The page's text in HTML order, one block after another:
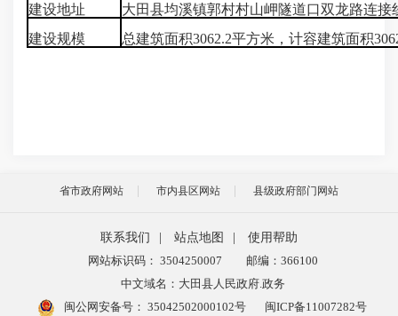
建设地址
大田县均溪镇郭村村山岬隧道口双龙路连接
建设规模
总建筑面积3062.2平方米，计容建筑面积
省市政府网站 市内县区网站 县级政府部门网站
联系我们 站点地图
使用帮助
网站标识码： 3504250007
邮编：366100
中文域名：大田县人民政府.政务
闽公网安备号： 35042502000102号 闽ICP备11007282号